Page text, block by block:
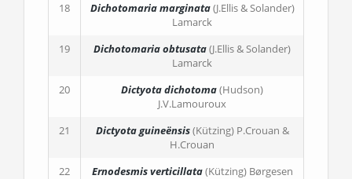
18
Dichotomaria marginata(J.Ellis & Solander)
Lamarck
19
Dichotomaria obtusata(J.Ellis & Solander)
Lamarck
20
Dictyota dichotoma(Hudson)
J.V.Lamouroux
21
Dictyota guineënsis(Kützing) P.Crouan &
H.Crouan
22
Ernodesmis verticillata(Kützing) Børgesen